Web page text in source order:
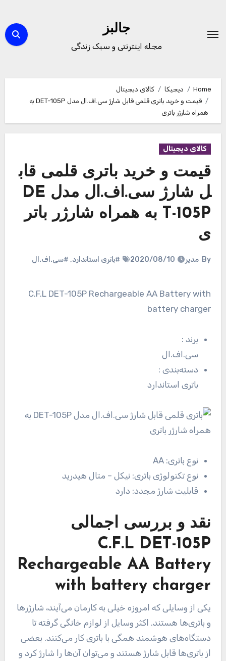
content
جالبز
مجله اینترنتی و سبک زندگی
Home دیجیکا
کالای دیجیتال
قیمت و خرید باتری قلمی قابل شارژ سی.اف.ال مدل DET-105P به
همراه شارژر باتری
کالای دیجیتال
قیمت و خرید باتری قلمی قاب
ل شارژ سی.اف.ال مدل DE
T-105P به همراه شارژر باتر
ی
By مدیر 2020/08/10 #باتری استاندارد, #سی.اف.ال
C.F.L DET-105P Rechargeable AA Battery with
battery charger
برند :
سی.اف.ال
دسته‌بندی :
باتری استاندارد
نوع باتری:AA
نوع تکنولوژی باتری: نیکل – متال هیدرید
قابلیت شارژ مجدد: دارد
نقد و بررسی اجمالی
C.F.L DET-105P
Rechargeable AA Battery
with battery charger
یکی از وسایلی که امروزه خیلی به کارمان می‌آیند، شارژرها
و باتری‌ها هستند. اکثر وسایل از لوازم خانگی گرفته تا
دستگاه‌های هوشمند همگی با باتری کار می‌کنند. بعضی
از باتری‌ها قابل شارژ هستند و می‌توان آن‌ها را شارژ کرد و